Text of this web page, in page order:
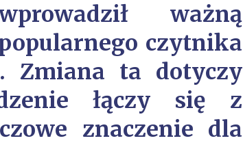
ważną
czytnika
Zmiana ta dotyczy
łączy się z
znaczenie dla